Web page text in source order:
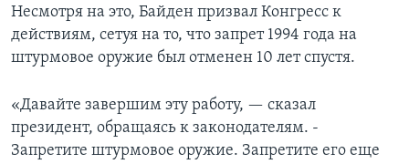
Несмотря на это, Байден призвал Конгресс к
действиям, сетуя на то, что запрет 1994 года на
штурмовое оружие был отменен 10 лет спустя.
«Давайте завершим эту работу, — сказал
президент, обращаясь к законодателям. -
Запретите штурмовое оружие. Запретите его еще